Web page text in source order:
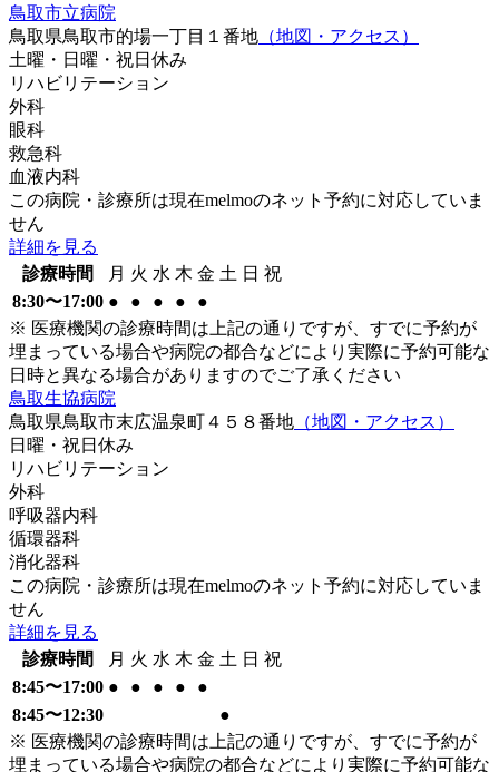
鳥取市立病院
鳥取県鳥取市的場一丁目１番地 （地図・アクセス）
土曜・日曜・祝日 休み
リハビリテーション
外科
眼科
救急科
血液内科
この病院・診療所は現在melmoのネット予約に対応していま
せん
詳細を見る
診療時間
月 火 水 木 金 土 日 祝
8:30〜17:00 ● ● ● ●
●
※ 医療機関の診療時間は上記の通りですが、すでに予約が
埋まっている場合や病院の都合などにより実際に予約可能な
日時と異なる場合がありますのでご了承ください
鳥取生協病院
鳥取県鳥取市末広温泉町４５８番地 （地図・アクセス）
日曜・祝日 休み
リハビリテーション
外科
呼吸器内科
循環器科
消化器科
この病院・診療所は現在melmoのネット予約に対応していま
せん
詳細を見る
診療時間
月 火 水 木 金 土 日 祝
8:45〜17:00 ● ● ● ●
●
8:45〜12:30
●
※ 医療機関の診療時間は上記の通りですが、すでに予約が
埋まっている場合や病院の都合などにより実際に予約可能な